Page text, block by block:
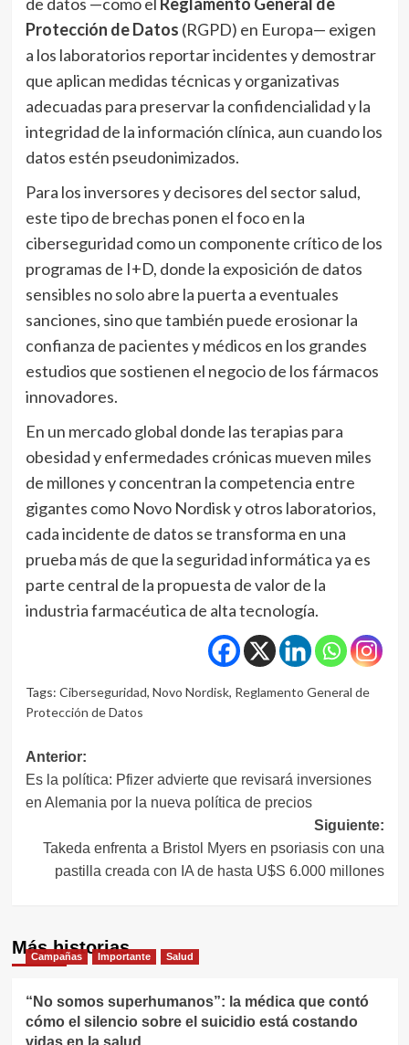
Protección de Datos (RGPD) en Europa— exigen
a los laboratorios reportar incidentes y demostrar
que aplican medidas técnicas y organizativas
adecuadas para preservar la confidencialidad y la
integridad de la información clínica, aun cuando los
datos estén pseudonimizados.
Para los inversores y decisores del sector salud,
este tipo de brechas ponen el foco en la
ciberseguridad como un componente crítico de los
programas de I+D, donde la exposición de datos
sensibles no solo abre la puerta a eventuales
sanciones, sino que también puede erosionar la
confianza de pacientes y médicos en los grandes
estudios que sostienen el negocio de los fármacos
innovadores.
En un mercado global donde las terapias para
obesidad y enfermedades crónicas mueven miles
de millones y concentran la competencia entre
gigantes como Novo Nordisk y otros laboratorios,
cada incidente de datos se transforma en una
prueba más de que la seguridad informática ya es
parte central de la propuesta de valor de la
industria farmacéutica de alta tecnología.
Tags: Ciberseguridad, Novo Nordisk, Reglamento General de
Protección de Datos
Navegación
de
entradas
Anterior:
Es la política: Pfizer advierte que revisará inversiones
en Alemania por la nueva política de precios
Siguiente:
Takeda enfrenta a Bristol Myers en psoriasis con una
pastilla creada con IA de hasta U$S 6.000 millones
Más historias
Campañas Importante Salud
“No somos superhumanos”: la médica que contó
cómo el silencio sobre el suicidio está costando
vidas en la salud